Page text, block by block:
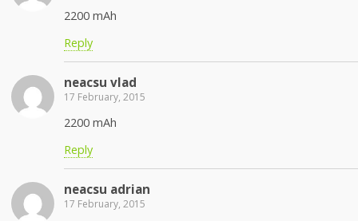
2200 mAh
Reply
neacsu vlad
17 February, 2015
2200 mAh
Reply
neacsu adrian
17 February, 2015